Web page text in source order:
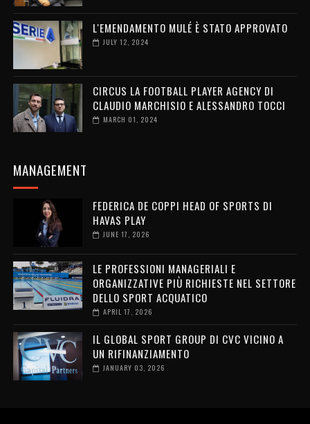
L'EMENDAMENTO MULÉ È STATO APPROVATO
JULY 12, 2024
CIRCUS LA FOOTBALL PLAYER AGENCY DI
CLAUDIO MARCHISIO E ALESSANDRO TOCCI
MARCH 01, 2024
MANAGEMENT
FEDERICA DE COPPI HEAD OF SPORTS DI
HAVAS PLAY
JUNE 17, 2026
LE PROFESSIONI MANAGERIALI E
ORGANIZZATIVE PIÙ RICHIESTE NEL SETTORE
DELLO SPORT ACQUATICO
APRIL 17, 2026
IL GLOBAL SPORT GROUP DI CVC VICINO A
UN RIFINANZIAMENTO
JANUARY 03, 2026